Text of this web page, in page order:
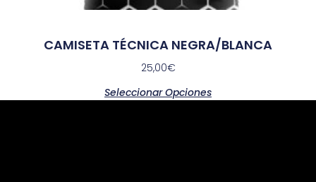
CAMISETA TÉCNICA NEGRA/BLANCA
25,00€
Seleccionar Opciones